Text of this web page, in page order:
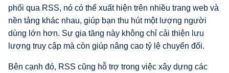
phối qua RSS, nó có thể xuất hiện trên nhiều trang web và
nền tảng khác nhau, giúp bạn thu hút một lượng người
dùng lớn hơn. Sự gia tăng này không chỉ cải thiện lưu
lượng truy cập mà còn giúp nâng cao tỷ lệ chuyển đổi.
Bên cạnh đó, RSS cũng hỗ trợ trong việc xây dựng các